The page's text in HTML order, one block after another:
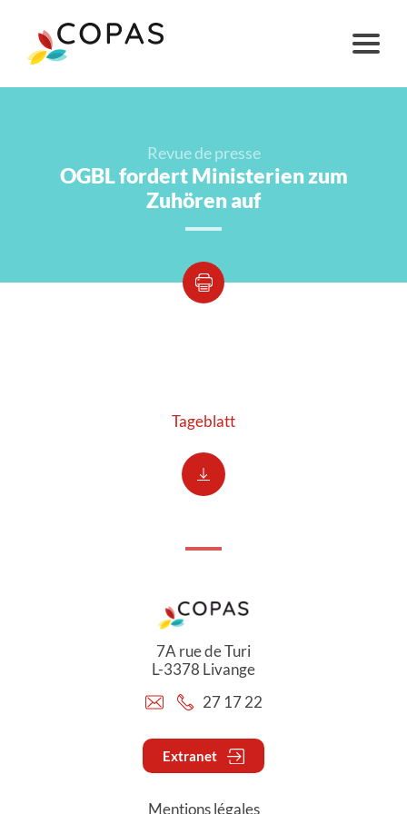
Revue de presse
OGBL fordert Ministerien zum
Zuhören auf
Tageblatt
7A rue de Turi
L-3378 Livange
27 17 22
Extranet
Mentions légales